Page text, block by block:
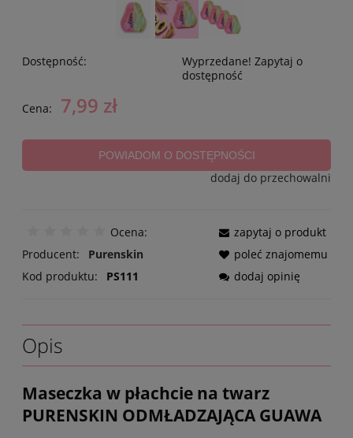
Dostępność:
Wyprzedane! Zapytaj o
dostępność
Cena: 7,99 zł
POWIADOM O DOSTĘPNOŚCI
dodaj do przechowalni
Ocena:
Producent:
Purenskin
Kod produktu:
PS111
zapytaj o produkt
poleć znajomemu
dodaj opinię
Opis
Maseczka w płachcie na twarz
PURENSKIN ODMŁADZAJĄCA GUAWA